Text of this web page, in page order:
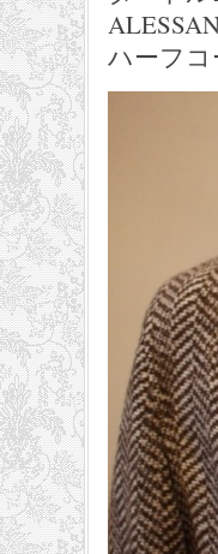
ハーフ